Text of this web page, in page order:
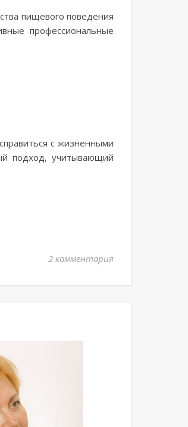
пищевого поведения
профессиональные
с жизненными
подход, учитывающий
2 комментария